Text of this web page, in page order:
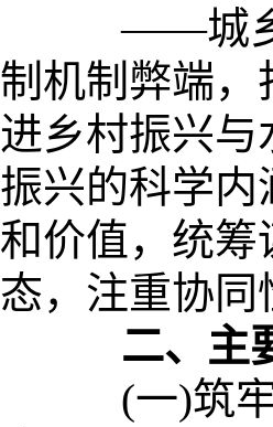
——城乡
制机制弊端
进乡村振兴
振兴的科学
和价值，统
态，注重协
二、主
(一)筑牢